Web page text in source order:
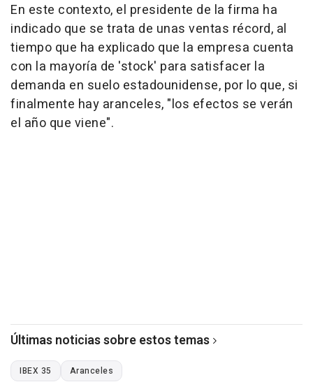
En este contexto, el presidente de la firma ha
indicado que se trata de unas ventas récord, al
tiempo que ha explicado que la empresa cuenta
con la mayoría de 'stock' para satisfacer la
demanda en suelo estadounidense, por lo que, si
finalmente hay aranceles, "los efectos se verán
el año que viene".
Últimas noticias sobre estos temas
IBEX 35 Aranceles